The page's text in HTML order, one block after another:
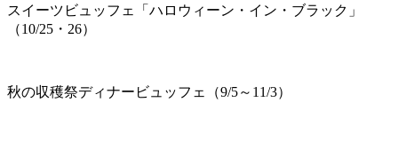
スイーツビュッフェ「ハロウィーン・イン・ブラック」
（10/25・26）
秋の収穫祭ディナービュッフェ（9/5～11/3）